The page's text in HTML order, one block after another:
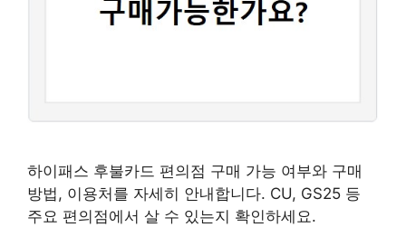
하이패스 후불카드 편의점 구매 가능 여부와 구매
방법, 이용처를 자세히 안내합니다. CU, GS25 등
주요 편의점에서 살 수 있는지 확인하세요.